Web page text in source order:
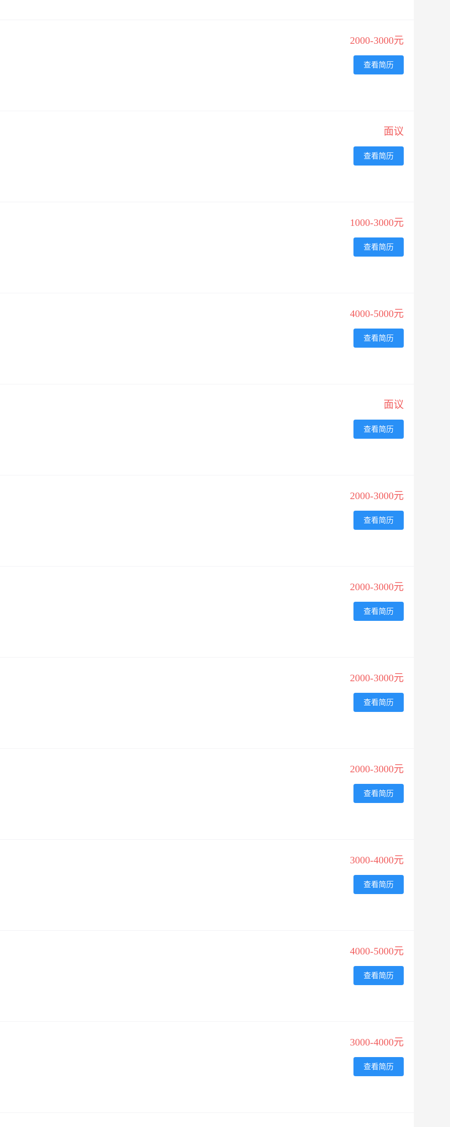
2000-3000元
查看简历
面议
查看简历
1000-3000元
查看简历
4000-5000元
查看简历
面议
查看简历
2000-3000元
查看简历
2000-3000元
查看简历
2000-3000元
查看简历
2000-3000元
查看简历
3000-4000元
查看简历
4000-5000元
查看简历
3000-4000元
查看简历